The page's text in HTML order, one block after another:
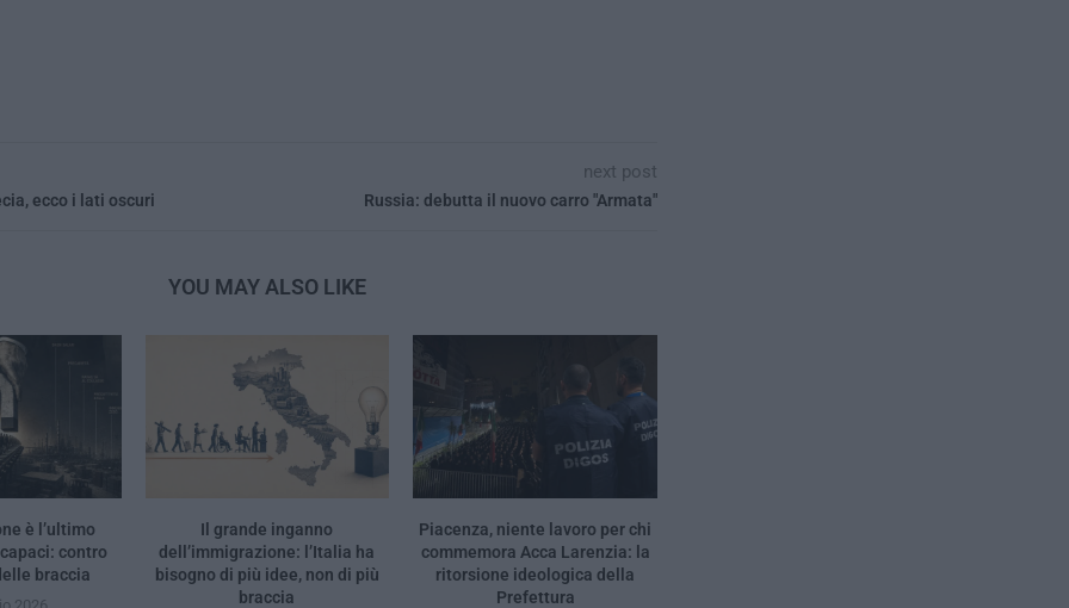
ecco i lati oscuri
next post
Russia: debutta il nuovo carro "Armata"
YOU MAY ALSO LIKE
è l’ultimo
contro
braccia
Il grande inganno
dell’immigrazione: l’Italia ha
bisogno di più idee, non di più
braccia
Piacenza, niente lavoro per chi
commemora Acca Larenzia: la
ritorsione ideologica della
Prefettura